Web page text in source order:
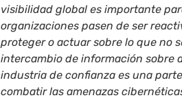
visibilidad global es importante
organizaciones pasen de ser
proteger o actuar sobre lo que no
intercambio de información sobre
industria de confianza es una
combatir las amenazas